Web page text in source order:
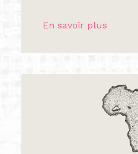
En savoir plus